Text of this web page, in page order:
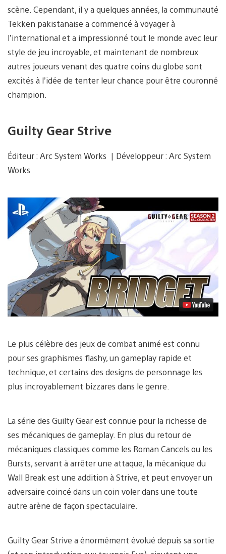
scène. Cependant, il y a quelques années, la communauté
Tekken pakistanaise a commencé à voyager à
l’international et a impressionné tout le monde avec leur
style de jeu incroyable, et maintenant de nombreux
autres joueurs venant des quatre coins du globe sont
excités à l’idée de tenter leur chance pour être couronné
champion.
Guilty Gear Strive
Éditeur : Arc System Works | Développeur : Arc System
Works
Lancer
la
vidéo
Le plus célèbre des jeux de combat animé est connu
pour ses graphismes flashy, un gameplay rapide et
technique, et certains des designs de personnage les
plus incroyablement bizzares dans le genre.
La série des Guilty Gear est connue pour la richesse de
ses mécaniques de gameplay. En plus du retour de
mécaniques classiques comme les Roman Cancels ou les
Bursts, servant à arrêter une attaque, la mécanique du
Wall Break est une addition à Strive, et peut envoyer un
adversaire coincé dans un coin voler dans une toute
autre arène de façon spectaculaire.
Guilty Gear Strive a énormément évolué depuis sa sortie